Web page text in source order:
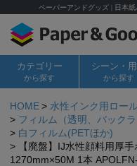
ペーパーアンドグッズ | 日本
カテゴリー
から探す
シーン・
から探す
HOME
水性インク用ロー
フィルム（透明、バック
白フィルム(PETほか)
【廃盤】IJ水性顔料用厚
1270mm×50M 1本